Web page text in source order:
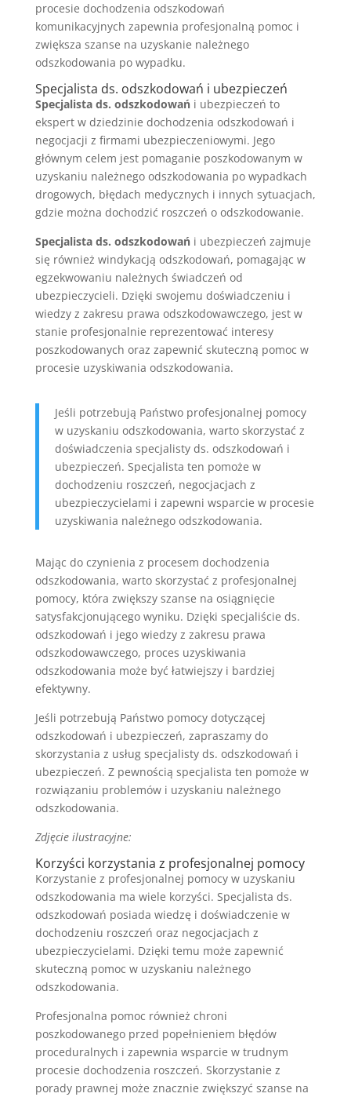
procesie dochodzenia odszkodowań
komunikacyjnych zapewnia profesjonalną pomoc i
zwiększa szanse na uzyskanie należnego
odszkodowania po wypadku.
Specjalista ds. odszkodowań i ubezpieczeń
Specjalista ds. odszkodowańi ubezpieczeń to
ekspert w dziedzinie dochodzenia odszkodowań i
negocjacji z firmami ubezpieczeniowymi. Jego
głównym celem jest pomaganie poszkodowanym w
uzyskaniu należnego odszkodowania po wypadkach
drogowych, błędach medycznych i innych sytuacjach,
gdzie można dochodzić roszczeń o odszkodowanie.
Specjalista ds. odszkodowańi ubezpieczeń zajmuje
się również windykacją odszkodowań, pomagając w
egzekwowaniu należnych świadczeń od
ubezpieczycieli. Dzięki swojemu doświadczeniu i
wiedzy z zakresu prawa odszkodowawczego, jest w
stanie profesjonalnie reprezentować interesy
poszkodowanych oraz zapewnić skuteczną pomoc w
procesie uzyskiwania odszkodowania.
Jeśli potrzebują Państwo profesjonalnej pomocy
w uzyskaniu odszkodowania, warto skorzystać z
doświadczenia specjalisty ds. odszkodowań i
ubezpieczeń. Specjalista ten pomoże w
dochodzeniu roszczeń, negocjacjach z
ubezpieczycielami i zapewni wsparcie w procesie
uzyskiwania należnego odszkodowania.
Mając do czynienia z procesem dochodzenia
odszkodowania, warto skorzystać z profesjonalnej
pomocy, która zwiększy szanse na osiągnięcie
satysfakcjonującego wyniku. Dzięki specjaliście ds.
odszkodowań i jego wiedzy z zakresu prawa
odszkodowawczego, proces uzyskiwania
odszkodowania może być łatwiejszy i bardziej
efektywny.
Jeśli potrzebują Państwo pomocy dotyczącej
odszkodowań i ubezpieczeń, zapraszamy do
skorzystania z usług specjalisty ds. odszkodowań i
ubezpieczeń. Z pewnością specjalista ten pomoże w
rozwiązaniu problemów i uzyskaniu należnego
odszkodowania.
Zdjęcie ilustracyjne:
Korzyści korzystania z profesjonalnej pomocy
Korzystanie z profesjonalnej pomocy w uzyskaniu
odszkodowania ma wiele korzyści. Specjalista ds.
odszkodowań posiada wiedzę i doświadczenie w
dochodzeniu roszczeń oraz negocjacjach z
ubezpieczycielami. Dzięki temu może zapewnić
skuteczną pomoc w uzyskaniu należnego
odszkodowania.
Profesjonalna pomoc również chroni
poszkodowanego przed popełnieniem błędów
proceduralnych i zapewnia wsparcie w trudnym
procesie dochodzenia roszczeń. Skorzystanie z
porady prawnej może znacznie zwiększyć szanse na